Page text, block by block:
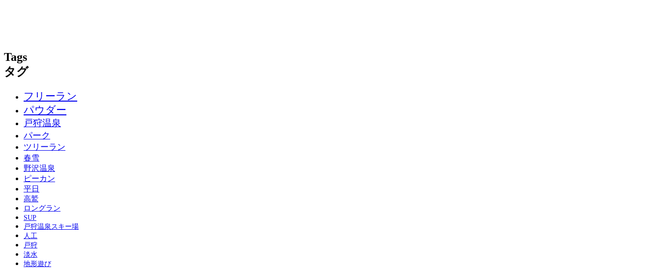
Tags
タグ
フリーラン
パウダー
戸狩温泉
パーク
ツリーラン
春雪
野沢温泉
ピーカン
平日
高鷲
ロングラン
SUP
戸狩温泉スキー場
人工
戸狩
淡水
地形遊び